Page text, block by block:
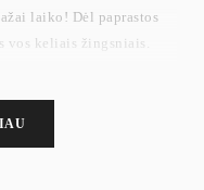
laiko! Dėl paprastos
vos keliais žingsniais.